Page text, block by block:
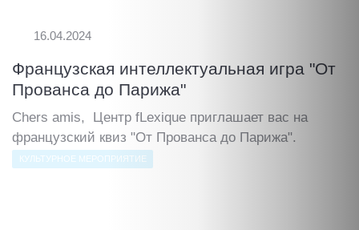
16.04.2024
Французская интеллектуальная игра "От
Прованса до Парижа"
Chers amis, Центр fLexique приглашает вас на
французский квиз "От Прованса до Парижа".
КУЛЬТУРНОЕ МЕРОПРИЯТИЕ